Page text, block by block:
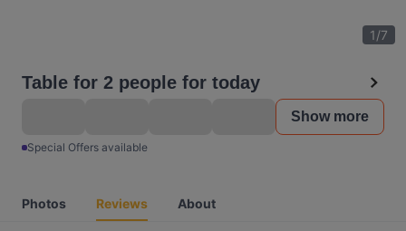
1/7
Table for 2 people for today
Show more
Special Offers available
Photos Reviews About